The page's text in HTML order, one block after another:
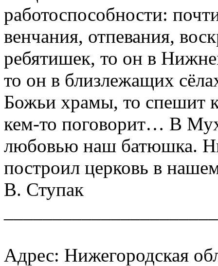
работоспособности:
венчания, отпевания,
ребятишек, то он в
то он в близлежащих
Божьи храмы, то спешит
кем-то поговорит… В
любовью наш батюшка.
построил церковь в
В. Ступак
Адрес: Нижегородская